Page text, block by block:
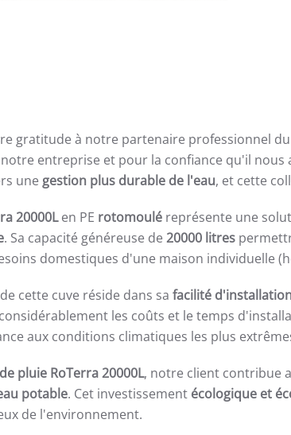
gratitude à notre partenaire professionnel
entreprise et pour la confiance qu'il nous
une gestion plus durable de l'eau, et cette
20000Len PE rotomoulé représente une
. Sa capacité généreuse de 20000 litres
domestiques d'une maison individuelle
cette cuve réside dans sa facilité
les coûts et le temps
aux conditions climatiques les plus
pluie RoTerra 20000L, notre client contribue
potable. Cet investissement écologique et
de l'environnement.